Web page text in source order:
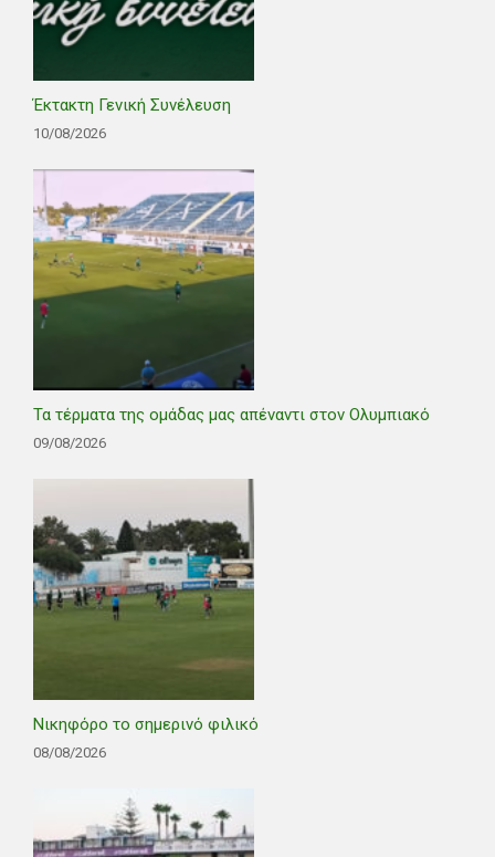
Έκτακτη Γενική Συνέλευση
10/08/2026
Τα τέρματα της ομάδας μας απέναντι στον Ολυμπιακό
09/08/2026
Νικηφόρο το σημερινό φιλικό
08/08/2026